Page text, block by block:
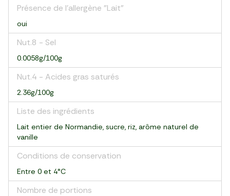
Présence de l'allergène "Lait"
oui
Nut.8 - Sel
0.0058g/100g
Nut.4 - Acides gras saturés
2.36g/100g
Liste des ingrédients
Lait entier de Normandie, sucre, riz, arôme naturel de
vanille
Conditions de conservation
Entre 0 et 4°C
Nombre de portions